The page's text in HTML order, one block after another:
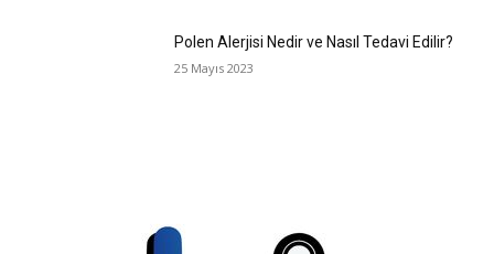
Polen Alerjisi Nedir ve Nasıl Tedavi Edilir?
25 Mayıs 2023